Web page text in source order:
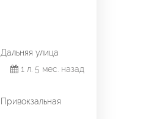
улица
1 л. 5 мес. назад